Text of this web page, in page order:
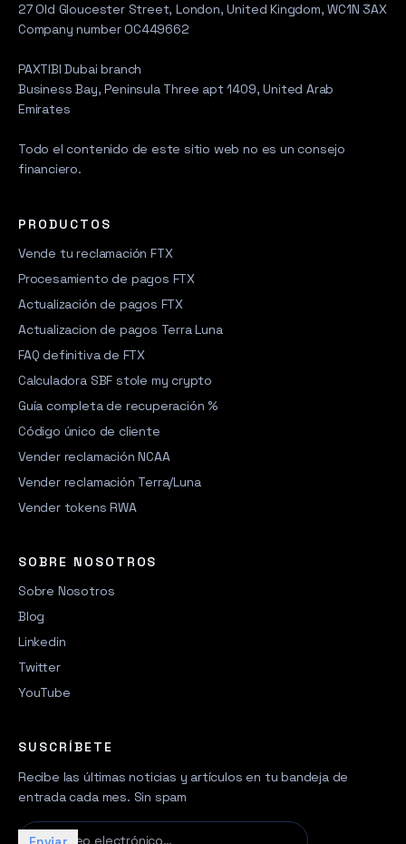
27 Old Gloucester Street, London, United Kingdom, WC1N 3AX
Company number OC449662
PAXTIBI Dubai branch
Business Bay, Peninsula Three apt 1409, United Arab
Emirates
Todo el contenido de este sitio web no es un consejo
financiero.
PRODUCTOS
Vende tu reclamación FTX
Procesamiento de pagos FTX
Actualización de pagos FTX
Actualizacion de pagos Terra Luna
FAQ definitiva de FTX
Calculadora SBF stole my crypto
Guía completa de recuperación %
Código único de cliente
Vender reclamación NCAA
Vender reclamación Terra/Luna
Vender tokens RWA
SOBRE NOSOTROS
Sobre Nosotros
Blog
Linkedin
Twitter
YouTube
SUSCRÍBETE
Recibe las últimas noticias y artículos en tu bandeja de
entrada cada mes. Sin spam
Tu correo electrónico…